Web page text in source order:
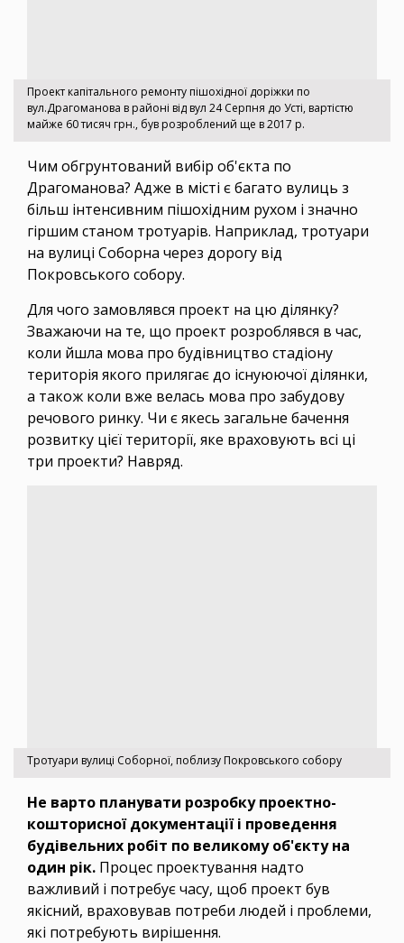
Проект капітального ремонту пішохідної доріжки по
вул.Драгоманова в районі від вул 24 Серпня до Усті, вартістю
майже 60 тисяч грн., був розроблений ще в 2017 р.
Чим обгрунтований вибір об'єкта по
Драгоманова? Адже в місті є багато вулиць з
більш інтенсивним пішохідним рухом і значно
гіршим станом тротуарів. Наприклад, тротуари
на вулиці Соборна через дорогу від
Покровського собору.
Для чого замовлявся проект на цю ділянку?
Зважаючи на те, що проект розроблявся в час,
коли йшла мова про будівництво стадіону
територія якого прилягає до існуюючої ділянки,
а також коли вже велась мова про забудову
речового ринку. Чи є якесь загальне бачення
розвитку цієї території, яке враховують всі ці
три проекти? Навряд.
Тротуари вулиці Соборної, поблизу Покровського собору
Не варто планувати розробку проектно-
кошторисної документації і проведення
будівельних робіт по великому об'єкту на
один рік. Процес проектування надто
важливий і потребує часу, щоб проект був
якісний, враховував потреби людей і проблеми,
які потребують вирішення.